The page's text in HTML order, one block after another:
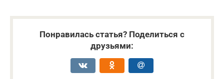
Понравилась статья? Поделиться с
друзьями: